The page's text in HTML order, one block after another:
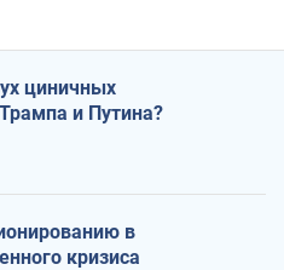
циничных
и Путина?
в
кризиса